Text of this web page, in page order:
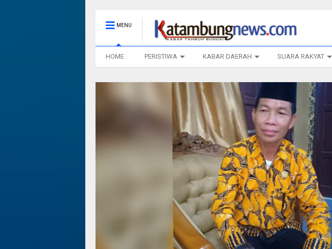
MENU
HOME PERISTIWA KABAR DAERAH SUARA RAKYAT